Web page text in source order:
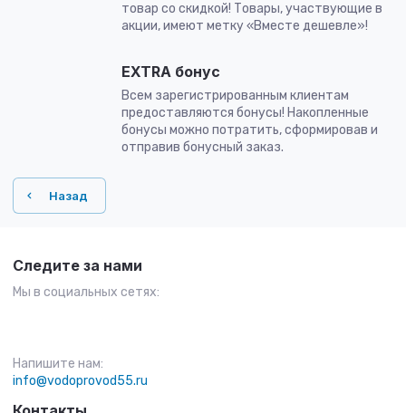
товар со скидкой! Товары, участвующие в
акции, имеют метку «Вместе дешевле»!
EXTRA бонус
Всем зарегистрированным клиентам
предоставляются бонусы! Накопленные
бонусы можно потратить, сформировав и
отправив бонусный заказ.
Назад
Следите за нами
Мы в социальных сетях:
Напишите нам:
info@vodoprovod55.ru